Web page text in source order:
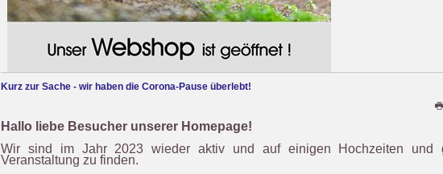
Kurz zur Sache - wir haben die Corona-Pause überlebt!
Hallo liebe Besucher unserer Homepage!
Wir sind im Jahr 2023 wieder aktiv und auf einigen Hochzeiten und
Veranstaltung zu finden.